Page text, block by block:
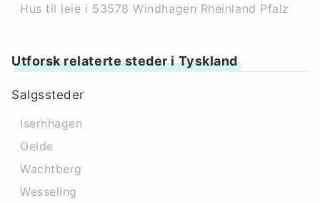
Hus til leie i 53578 Windhagen Rheinland Pfalz
Utforsk relaterte steder i Tyskland
Salgssteder
Isernhagen
Oelde
Wachtberg
Wesseling